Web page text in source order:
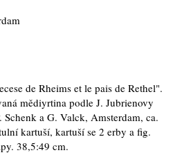
de Rheims et le pais de Rethel".
mědiyrtina podle J. Jubrienovy
a G. Valck, Amsterdam, ca.
kartuší, kartuší se 2 erby a fig.
38,5:49 cm.